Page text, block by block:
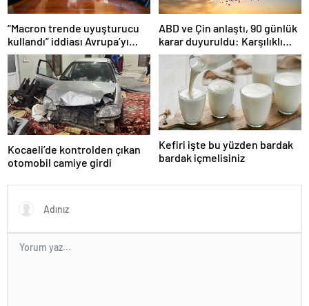
“Macron trende uyuşturucu
kullandı” iddiası Avrupa’yı
karıştırmıştı: Fransa’dan
“peçeteli” yalanlama geldi!
ABD ve Çin anlaştı, 90 günlük
karar duyuruldu: Karşılıklı
tarife indirimi geldi!
Kocaeli’de kontrolden çıkan
otomobil camiye girdi
Kefiri işte bu yüzden bardak
bardak içmelisiniz